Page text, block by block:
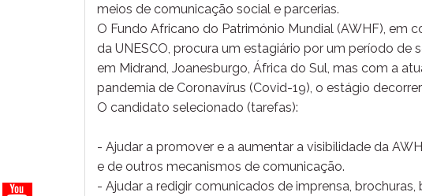
meios de comunicação social e parcerias.
O Fundo Africano do Património Mundial (AWHF), em
da UNESCO, procura um estagiário por um período de
em Midrand, Joanesburgo, África do Sul, mas com a
pandemia de Coronavírus (Covid-19), o estágio
O candidato selecionado (tarefas):
- Ajudar a promover e a aumentar a visibilidade da
e de outros mecanismos de comunicação.
- Ajudar a redigir comunicados de imprensa,